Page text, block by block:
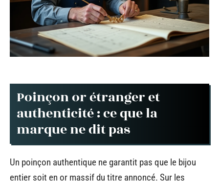
Poinçon or étranger et
authenticité : ce que la
marque ne dit pas
Un poinçon authentique ne garantit pas que le bijou
entier soit en or massif du titre annoncé. Sur les